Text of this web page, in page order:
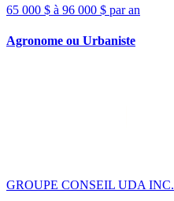
65 000 $ à 96 000 $ par an
Agronome ou Urbaniste
GROUPE CONSEIL UDA INC.